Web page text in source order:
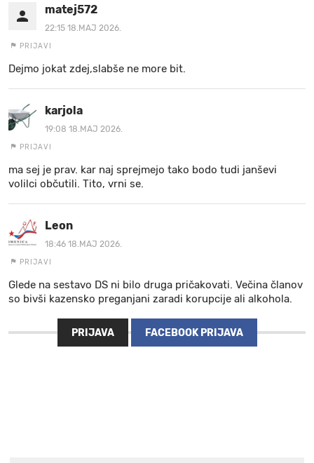
matej572
22:15 18.MAJ 2026.
PRIJAVI
Dejmo jokat zdej,slabše ne more bit.
karjola
19:08 18.MAJ 2026.
PRIJAVI
ma sej je prav. kar naj sprejmejo tako bodo tudi janševi
volilci občutili. Tito, vrni se.
Leon
18:46 18.MAJ 2026.
PRIJAVI
Glede na sestavo DS ni bilo druga pričakovati. Večina članov
so bivši kazensko preganjani zaradi korupcije ali alkohola.
PRIJAVA FACEBOOK PRIJAVA